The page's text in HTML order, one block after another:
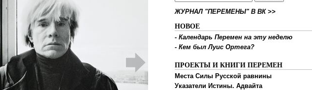
ЖУРНАЛ "ПЕРЕМЕНЫ" В ВК >>
НОВОЕ
- Календарь Перемен на эту неделю
- Кем был Луис Ортега?
ПРОЕКТЫ И КНИГИ ПЕРЕМЕН
Места Силы Русской равнины
Указатели Истины. Адвайта